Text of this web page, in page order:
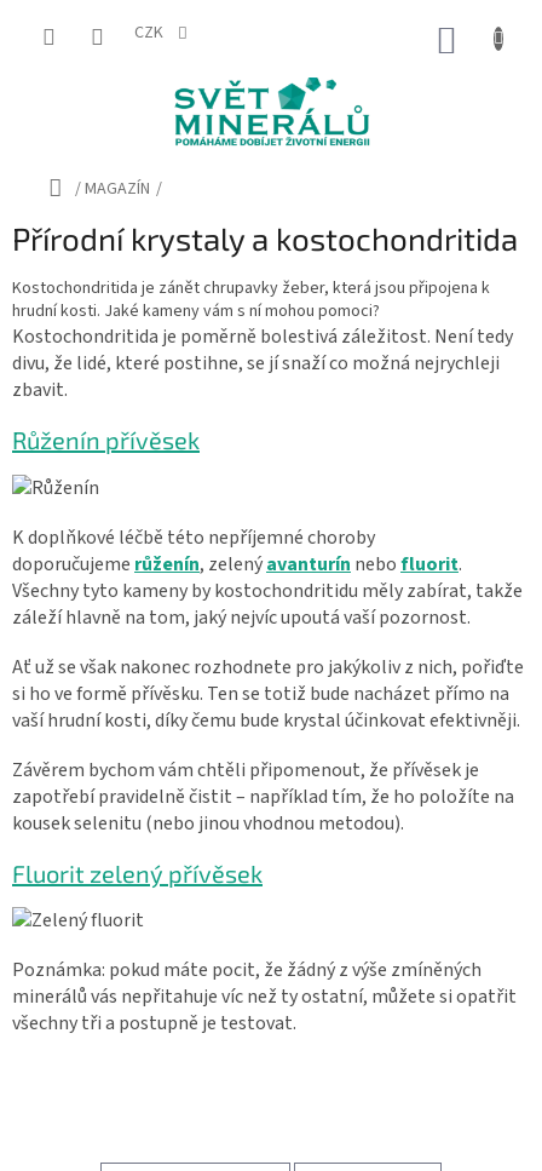
CZK
Domů
/MAGAZÍN /
Přírodní krystaly a kostochondritida
Kostochondritida je zánět chrupavky žeber, která jsou připojena k
hrudní kosti. Jaké kameny vám s ní mohou pomoci?
Kostochondritida je poměrně bolestivá záležitost. Není tedy
divu, že lidé, které postihne, se jí snaží co možná nejrychleji
zbavit.
Růženín přívěsek
K doplňkové léčbě této nepříjemné choroby
doporučujeme růženín, zelenýavanturín nebofluorit.
Všechny tyto kameny by kostochondritidu měly zabírat, takže
záleží hlavně na tom, jaký nejvíc upoutá vaší pozornost.
Ať už se však nakonec rozhodnete pro jakýkoliv z nich, pořiďte
si ho ve formě přívěsku. Ten se totiž bude nacházet přímo na
vaší hrudní kosti, díky čemu bude krystal účinkovat efektivněji.
Závěrem bychom vám chtěli připomenout, že přívěsek je
zapotřebí pravidelně čistit – například tím, že ho položíte na
kousek selenitu (nebo jinou vhodnou metodou).
Fluorit zelený přívěsek
Poznámka: pokud máte pocit, že žádný z výše zmíněných
minerálů vás nepřitahuje víc než ty ostatní, můžete si opatřit
všechny tři a postupně je testovat.